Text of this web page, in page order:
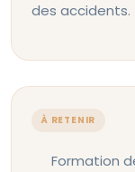
des accidents.
À RETENIR
Formation